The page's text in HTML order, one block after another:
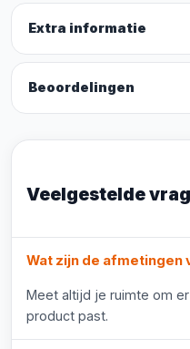
Extra informatie
Beoordelingen
Veelgestelde
Wat zijn de afmetingen
Meet altijd je ruimte om
product past.